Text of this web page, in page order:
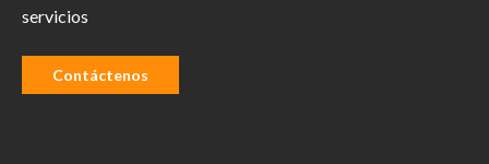
servicios
Contáctenos